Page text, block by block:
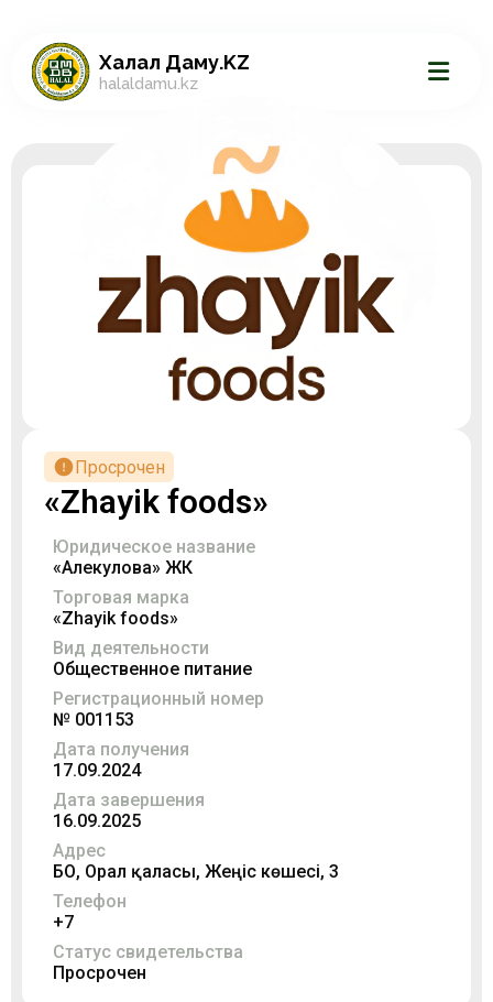
Халал Даму.KZ
halaldamu.kz
Просрочен
«Zhayik foods»
Юридическое название
«Алекулова» ЖК
Торговая марка
«Zhayik foods»
Вид деятельности
Общественное питание
Регистрационный номер
№ 001153
Дата получения
17.09.2024
Дата завершения
16.09.2025
Адрес
БҚО, Орал қаласы, Жеңіс көшесі, 3
Телефон
+7
Статус свидетельства
Просрочен